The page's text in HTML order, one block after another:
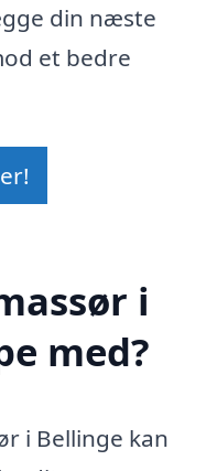
din næste
et bedre
i
med?
i Bellinge kan